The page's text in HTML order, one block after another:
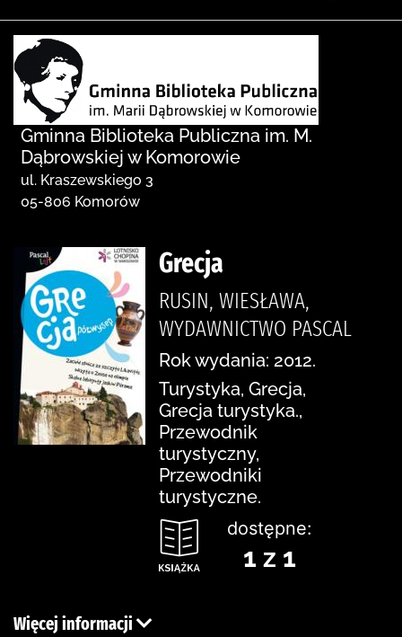
Gminna Biblioteka Publiczna im. M.
Dąbrowskiej w Komorowie
ul. Kraszewskiego 3
05-806 Komorów
Grecja
RUSIN, WIESŁAWA,
WYDAWNICTWO PASCAL
Rok wydania: 2012.
Turystyka, Grecja,
Grecja turystyka.,
Przewodnik
turystyczny,
Przewodniki
turystyczne.
dostępne:
1 z 1
Więcej informacji